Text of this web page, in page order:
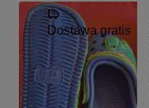
Dostawa gratis